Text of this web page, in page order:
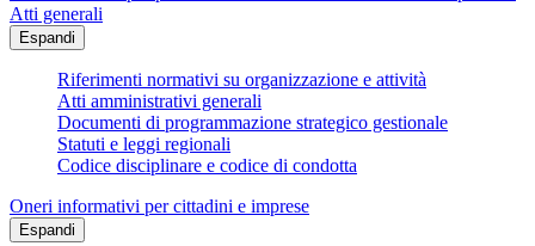
Atti generali
Espandi
Riferimenti normativi su organizzazione e attività
Atti amministrativi generali
Documenti di programmazione strategico gestionale
Statuti e leggi regionali
Codice disciplinare e codice di condotta
Oneri informativi per cittadini e imprese
Espandi